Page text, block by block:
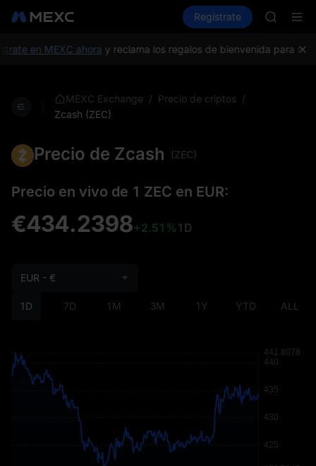
Mercados Spot Futuros
Regístrate
ACE
SPCX
en MEXC ahoray reclama los regalos de bienvenida para
MEXC Exchange / Precio de criptos /
Zcash (ZEC)
Precio de Zcash (ZEC)
Precio en vivo de 1 ZEC en EUR:
€434.2398+2.51% 1D
1D 7D 1M 3M 1Y YTD ALL
EUR - €